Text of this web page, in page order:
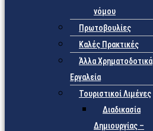
νόμου
Πρωτοβουλίες
Καλές Πρακτικές
Άλλα Χρηματοδοτικά
Εργαλεία
Τουριστικοί Λιμένες
Διαδικασία
Δημιουργίας –